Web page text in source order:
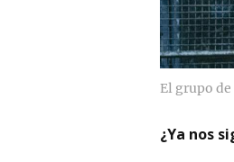
El grupo
¿Ya nos